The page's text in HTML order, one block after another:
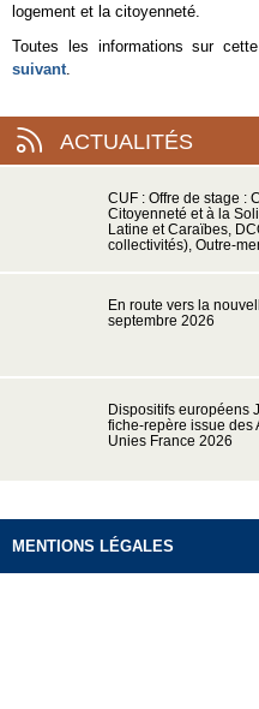
logement et la citoyenneté.
Toutes les informations sur
suivant
ACTUALITÉS
CUF : Offre de stage :
Citoyenneté et à la
Latine et Caraïbes,
collectivités), Outre-
En route vers la
septembre 2026
Dispositifs européens
fiche-repère issue des
Unies France 2026
MENTIONS LÉGALES